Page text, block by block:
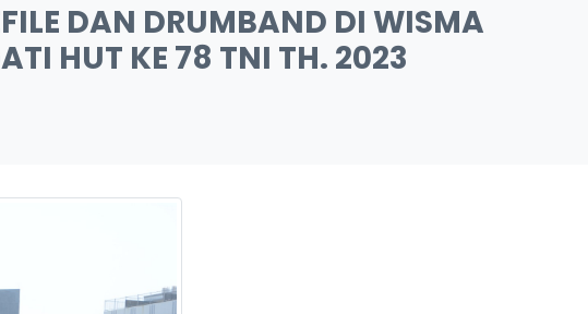
DAN DRUMBAND DI WISMA
HUT KE 78 TNI TH. 2023